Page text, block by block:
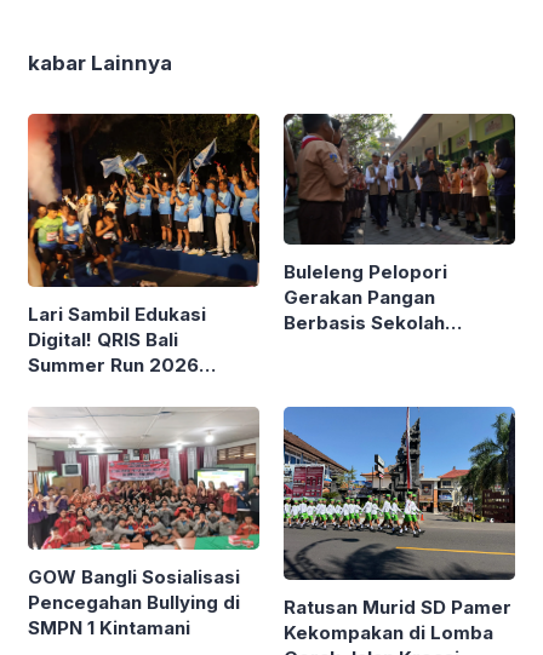
kabar Lainnya
Lari Sambil Edukasi
Digital! QRIS Bali
Summer Run 2026
Renon
Buleleng Pelopori
Gerakan Pangan
Berbasis Sekolah
GOW Bangli Sosialisasi
Pencegahan Bullying di
SMPN 1 Kintamani
Ratusan Murid SD Pamer
Kekompakan di Lomba